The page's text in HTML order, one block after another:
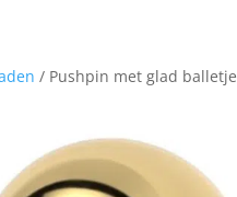
/ Pushpin met glad balletje